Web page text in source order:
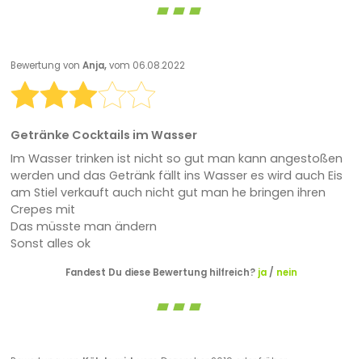
Bewertung von Anja,vom 06.08.2022
Getränke Cocktails im Wasser
Im Wasser trinken ist nicht so gut man kann angestoßen
werden und das Getränk fällt ins Wasser es wird auch Eis
am Stiel verkauft auch nicht gut man he bringen ihren
Crepes mit
Das müsste man ändern
Sonst alles ok
Fandest Du diese Bewertung hilfreich? ja/ nein